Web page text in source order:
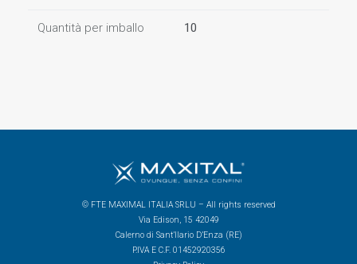
Quantità per imballo 10
© FTE MAXIMAL ITALIA SRLU – All rights reserved
Via Edison, 15 42049
Calerno di Sant’Ilario D’Enza (RE)
P.IVA E C.F. 01452920356